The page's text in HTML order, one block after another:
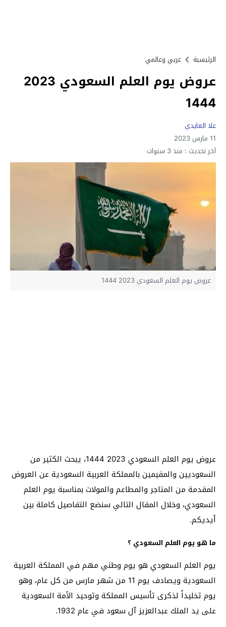
الرئيسية عربي وعالمي
عروض يوم العلم السعودي 2023
1444
علا العايدي
11 مارس 2023
آخر تحديث : منذ 3 سنوات
عروض يوم العلم السعودي 2023 1444
عروض يوم العلم السعودي 2023 1444، يبحث الكثير من
السعوديين والمقيمين بالمملكة العربية السعودية عن العروض
المقدمة من المتاجر والمطاعم والمولات بمناسبة يوم العلم
السعودي، وخلال المقال التالي سنضع التفاصيل كاملة بين
أيديكم.
ما هو يوم العلم السعودي ؟
يوم العلم السعودي هو يوم وطني مهم في المملكة العربية
السعودية ويصادف يوم 11 من شهر مارس من كل عام، وهو
يوم تخليداً لذكرى تأسيس المملكة وتوحيد الأمة السعودية
على يد الملك عبدالعزيز آل سعود في عام 1932.